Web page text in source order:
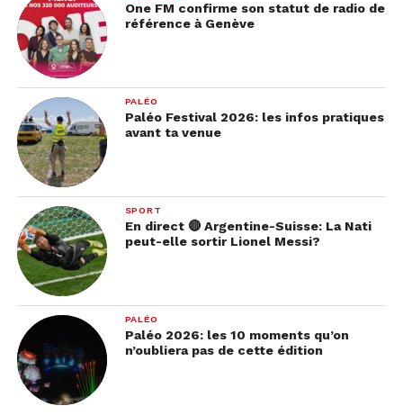
One FM confirme son statut de radio de
référence à Genève
PALÉO
Paléo Festival 2026: les infos pratiques
avant ta venue
SPORT
En direct 🔴 Argentine-Suisse: La Nati
peut-elle sortir Lionel Messi?
PALÉO
Paléo 2026: les 10 moments qu’on
n’oubliera pas de cette édition